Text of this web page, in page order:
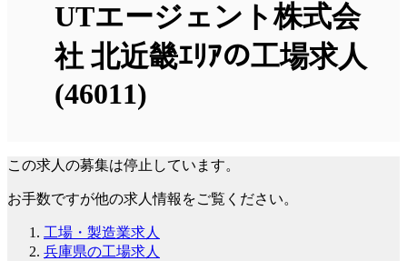
UTエージェント株式会
社 北近畿ｴﾘｱの工場求人
(46011)
この求人の募集は停止しています。
お手数ですが他の求人情報をご覧ください。
工場・製造業求人
兵庫県の工場求人